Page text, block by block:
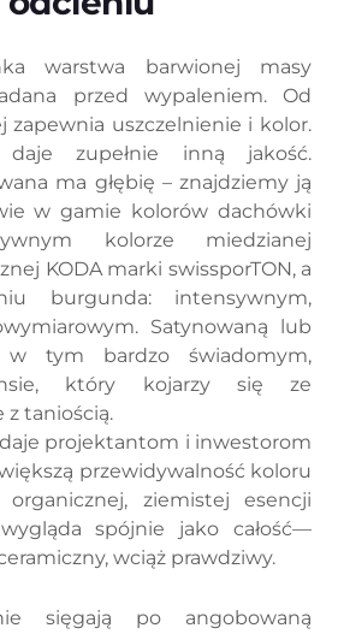
warstwa barwionej masy
przed wypaleniem. Od
zapewnia uszczelnienie i kolor.
zupełnie inną jakość.
ma głębię – znajdziemy ją
w gamie kolorów dachówki
kolorze miedzianej
KODA marki swissporTON, a
burgunda: intensywnym,
Satynowaną lub
tym bardzo świadomym,
który kojarzy się ze
z taniością.
daje projektantom i inwestorom
przewidywalność koloru
ziemistej esencji
spójnie jako całość—
wciąż prawdziwy.
sięgają po angobowaną